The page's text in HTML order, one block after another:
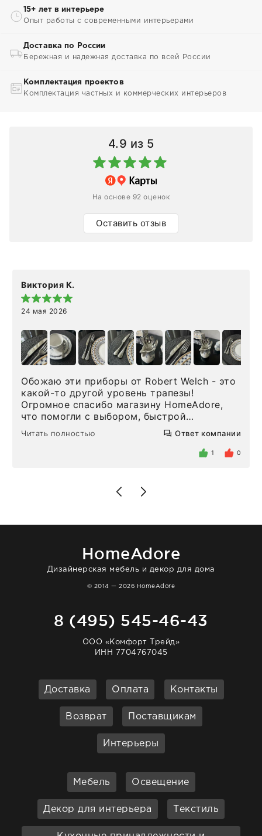
15+ лет в интерьере
Опыт работы с современными интерьерами
Доставка по России
Бережная и надежная доставка по всей России
Комплектация проектов
Комплектация частных и коммерческих интерьеров
4.9 из 5
На основе 92 оценок
Оставить отзыв
Виктория К.
24 мая 2026
Обожаю эти приборы от Robert Welch - это
какой-то другой уровень трапезы!
Огромное спасибо магазину HomeAdore,
что помогли с выбором, быстрой
доставкой и высоким сервисом. Один раз
была здесь лично, забирала чайные ложки,
внутри очень много антикварной посуды,
Позже заказывала остальные приборы -
доставили сдэком на следующий день к
отвечает очень быстро. Взаимодействием
Читать полностью Ответ компании
1 0
HomeAdore
Дизайнерская мебель и декор для дома
© 2014 — 2026 HomeAdore
8 (495) 545-46-43
ООО «Комфорт Трейд»
ИНН 7704767045
Доставка Оплата Контакты
Возврат Поставщикам
Интерьеры
Мебель Освещение
Декор для интерьера Текстиль